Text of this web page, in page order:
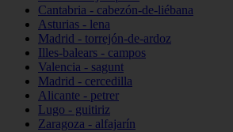
Cantabria - cabezón-de-liébana
Asturias - lena
Madrid - torrejón-de-ardoz
Illes-balears - campos
Valencia - sagunt
Madrid - cercedilla
Alicante - petrer
Lugo - guitiriz
Zaragoza - alfajarín